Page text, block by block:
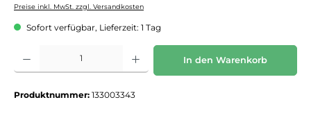
Preise inkl. MwSt. zzgl. Versandkosten
Sofort verfügbar, Lieferzeit: 1 Tag
Produkt Anzahl: Gib den gewünschten Wert ein oder benutze die Schaltflächen um
In den Warenkorb
Produktnummer: 133003343